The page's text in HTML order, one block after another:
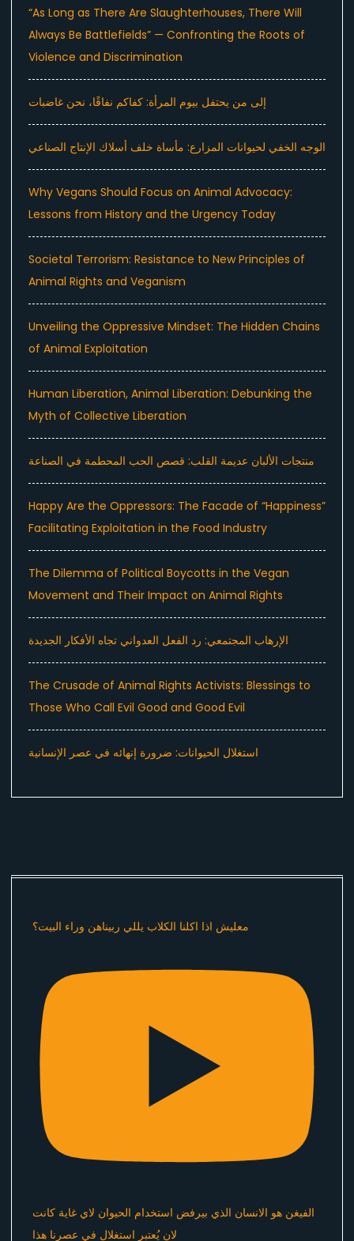
“As Long as There Are Slaughterhouses, There Will
Always Be Battlefields” — Confronting the Roots of
Violence and Discrimination
إلى من يحتفل بيوم المرأة: كفاكم نفاقًا، نحن غاضبات
الوجه الخفي لحيوانات المزارع: مأساة خلف أسلاك الإنتاج الصناعي
Why Vegans Should Focus on Animal Advocacy:
Lessons from History and the Urgency Today
Societal Terrorism: Resistance to New Principles of
Animal Rights and Veganism
Unveiling the Oppressive Mindset: The Hidden Chains
of Animal Exploitation
Human Liberation, Animal Liberation: Debunking the
Myth of Collective Liberation
منتجات الألبان عديمة القلب: قصص الحب المحطمة في الصناعة
Happy Are the Oppressors: The Facade of “Happiness”
Facilitating Exploitation in the Food Industry
The Dilemma of Political Boycotts in the Vegan
Movement and Their Impact on Animal Rights
الإرهاب المجتمعي: رد الفعل العدواني تجاه الأفكار الجديدة
The Crusade of Animal Rights Activists: Blessings to
Those Who Call Evil Good and Good Evil
استغلال الحيوانات: ضرورة إنهائه في عصر الإنسانية
معليش اذا اكلنا الكلاب يللي ربيناهن وراء البيت؟
الفيغن هو الانسان الذي بيرفض استخدام الحيوان لاي غاية كانت